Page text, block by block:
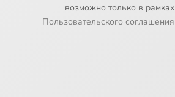
возможно только в рамках
Пользовательского соглашения